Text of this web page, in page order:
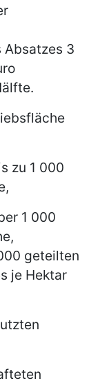
Absatzes 3
zu 1 000
1 000
geteilten
je Hektar